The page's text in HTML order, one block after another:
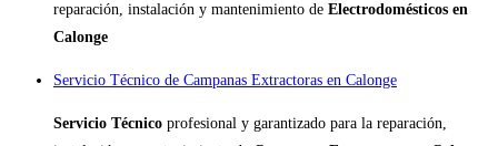
reparación, instalación y mantenimiento de Electrodomésticos en
Calonge
Servicio Técnico de Campanas Extractoras en Calonge
Servicio Técnico profesional y garantizado para la reparación,